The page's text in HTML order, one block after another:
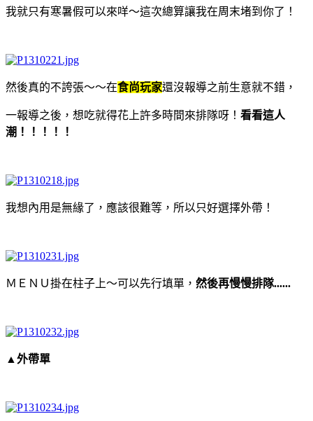
我就只有寒暑假可以來咩～這次總算讓我在周末堵到你了！
然後真的不誇張～～在食尚玩家還沒報導之前生意就不錯，
一報導之後，想吃就得花上許多時間來排隊呀！ 看看這人
潮！！！！！
我想內用是無緣了，應該很難等，所以只好選擇外帶！
ＭＥＮＵ掛在柱子上～可以先行填單， 然後再慢慢排隊......
▲外帶單